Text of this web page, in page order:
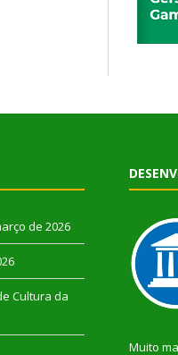
de 2026
Cultura da
Muito